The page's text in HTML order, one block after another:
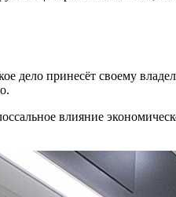
дело принесёт своему
влияние